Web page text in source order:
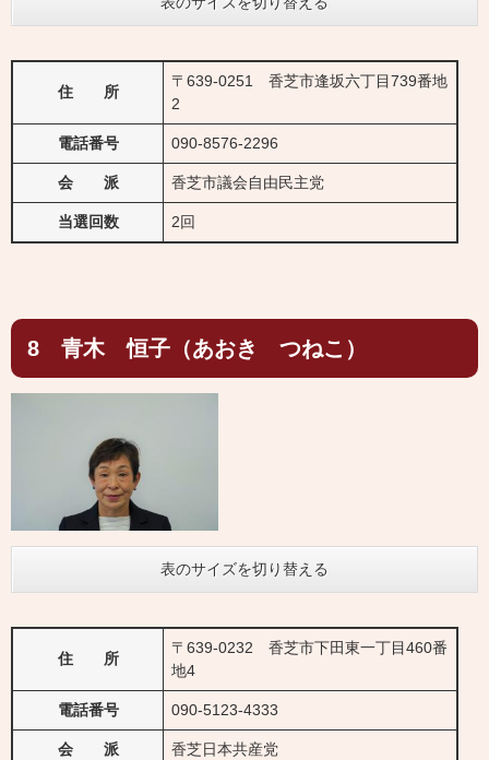
住 所
〒639-0251 香芝市逢坂六丁目739番地
2
電話番号 090-8576-2296
会 派 香芝市議会自由民主党
当選回数 2回
8 青木 恒子（あおき つねこ）
表のサイズを切り替える
住 所
〒639-0232 香芝市下田東一丁目460番
地4
電話番号 090-5123-4333
会 派 香芝日本共産党